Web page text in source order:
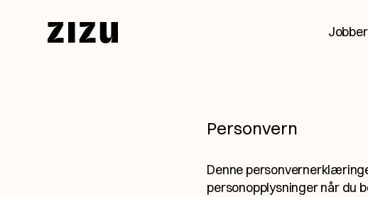
Jobber
Personvern
Denne
personopplysninger når du